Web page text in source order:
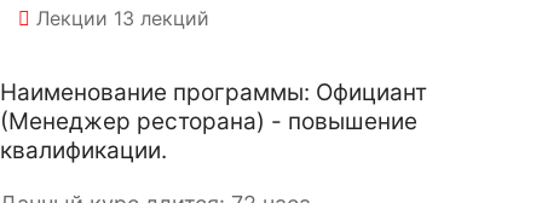
Лекции 13 лекций
Наименование программы: Официант
(Менеджер ресторана) - повышение
квалификации.